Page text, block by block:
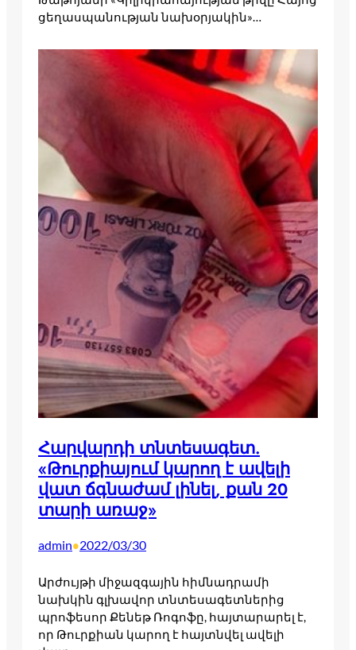
ցեղասպանության նախօրյակին»…
Հարվարդի տնտեսագետ.
«Թուրքիայում կարող է ավելի
վատ ճգնաժամ լինել, քան 20
տարի առաջ»
admin•2022/03/30
Արժույթի միջազգային հիմնադրամի
նախկին գլխավոր տնտեսագետներից
պրոֆեսոր Քենեթ Ռոգոֆը, հայտարարել է,
որ Թուրքիան կարող է հայտնվել ավելի